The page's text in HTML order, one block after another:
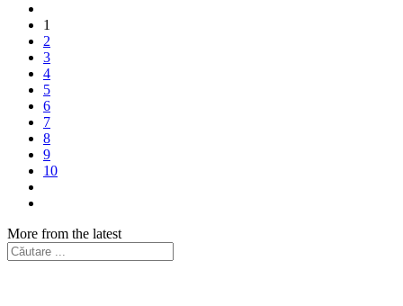
1
2
3
4
5
6
7
8
9
10
More from the latest